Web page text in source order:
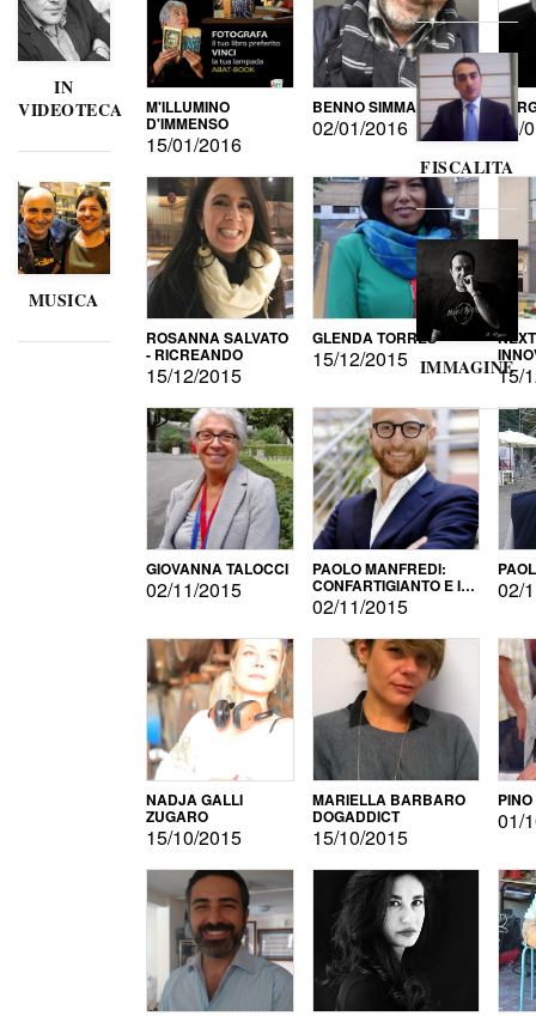
IN
VIDEOTECA
MUSICA
M'ILLUMINO
D'IMMENSO
15/01/2016
BENNO SIMMA
02/01/2016
ROSANNA SALVATO
- RICREANDO
15/12/2015
GLENDA TORRES
15/12/2015
15/
GIOVANNA TALOCCI
02/11/2015
PAOLO MANFREDI:
CONFARTIGIANTO E IL
SONDAGGIO
02/11/2015
02/
NADJA GALLI
ZUGARO
15/10/2015
MARIELLA BARBARO
DOGADDICT
15/10/2015
01/
FISCALITA
IMMAGINE